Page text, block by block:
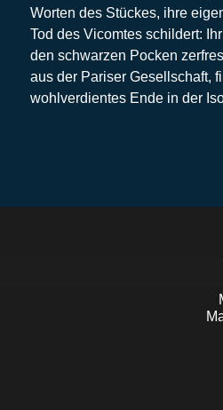
Worten des Stückes, ihre
Tod des Vicomtes schildert:
den schwarzen Pocken
aus der Pariser Gesellschaft,
wohlverdientes Ende in der